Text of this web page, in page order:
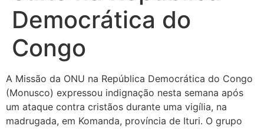
Democrática do
Congo
A Missão da ONU na República Democrática do Congo
(Monusco) expressou indignação nesta semana após
um ataque contra cristãos durante uma vigília, na
madrugada, em Komanda, província de Ituri. O grupo